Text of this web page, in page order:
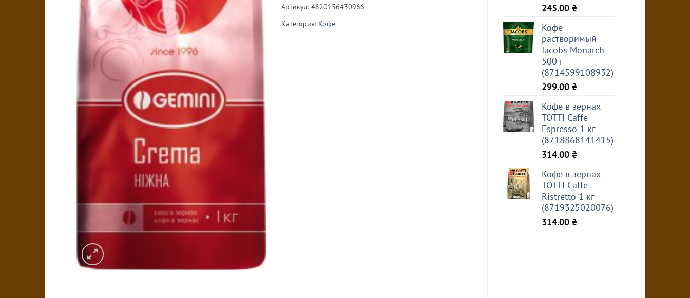
245.00 ₴
Кофе
растворимый
Jacobs Monarch
500 г
(8714599108932)
299.00 ₴
Кофе в зернах
TOTTI Caffe
Espresso 1 кг
(8718868141415)
314.00 ₴
Кофе в зернах
TOTTI Caffe
Ristretto 1 кг
(8719325020076)
314.00 ₴
Артикул: 4820156430966
Категория: Кофе